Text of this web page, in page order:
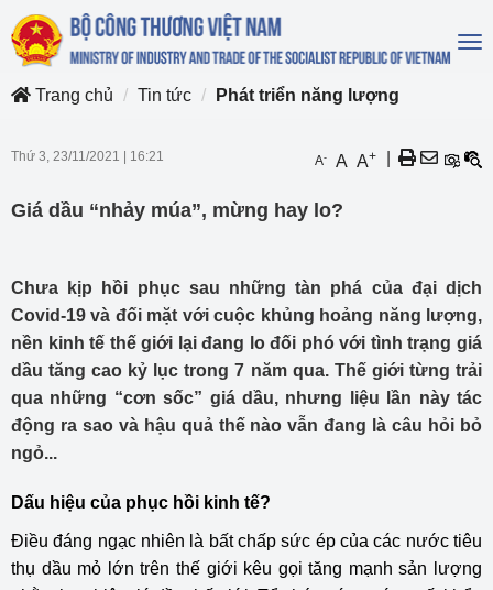
Trang chủ
Tin tức Phát triển năng lượng
Thứ 3, 23/11/2021 16:21 A- A A+
Giá dầu “nhảy múa”, mừng hay lo?
Chưa kịp hồi phục sau những tàn phá của đại dịch
Covid-19 và đối mặt với cuộc khủng hoảng năng lượng,
nền kinh tế thế giới lại đang lo đối phó với tình trạng giá
dầu tăng cao kỷ lục trong 7 năm qua. Thế giới từng trải
qua những “cơn sốc” giá dầu, nhưng liệu lần này tác
động ra sao và hậu quả thế nào vẫn đang là câu hỏi bỏ
ngỏ...
Dấu hiệu của phục hồi kinh tế?
Điều đáng ngạc nhiên là bất chấp sức ép của các nước tiêu
thụ dầu mỏ lớn trên thế giới kêu gọi tăng mạnh sản lượng